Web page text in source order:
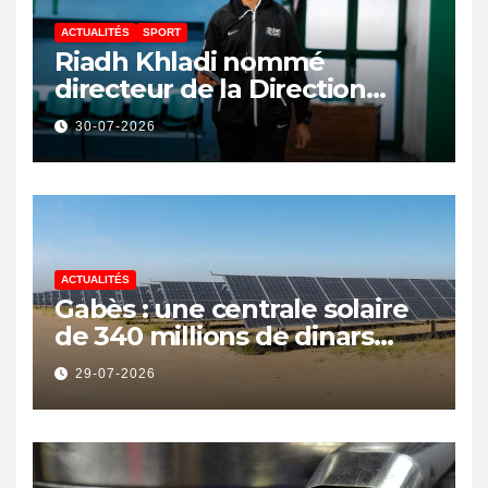
ACTUALITÉS SPORT
Riadh Khladi nommé
directeur de la Direction
Nationale de l’Arbitrage
30-07-2026
ACTUALITÉS
Gabès : une centrale solaire
de 340 millions de dinars
pour renforcer la transition
énergétique et créer 400
emplois
29-07-2026